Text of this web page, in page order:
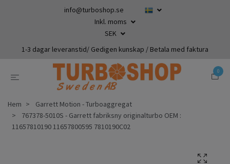
info@turboshop.se
Inkl. moms
SEK
1-3 dagar leveranstid/ Gedigen kunskap / Betala med faktura
0
Hem
Garrett Motion - Turboaggregat
767378-5010S - Garrett fabriksny originalturbo OEM :
11657810190 11657800595 7810190C02